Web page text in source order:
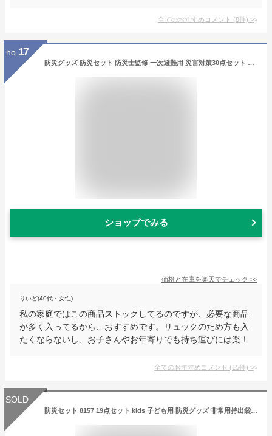
全てのおすすめコメント (8件) >
no. 17
防災グッズ 防災セット 防災士監修 一次避難用 災害対策30点セット 子供用10点セット 1人用 YBG-30/YBG-30BB/YCB-10R 避難 地震 非常用持ち出し袋 防災リュック 防災バッグ 台風 おすすめ 避難グッズ 携帯用トイレ こども 山善 YAMAZEN 【送料無料】
ショップでみる
価格と在庫を楽天でチェック >>
りいど(40代・女性)
私の家庭ではこの商品ストックしてるのですが、必要な商品
が多く入ってるから、おすすめです。リュックのため方も入
たくならないし、お子さんやお年寄りでも持ち運びには楽！
全てのおすすめコメント (15件) >
SOLD
防災セット 8157 19点セット kids 子ども用 防災グッズ 非常用持出袋 防災リュック 2200 リュック ウエストポーチ 1人用 災害対策 防災用品 凝固剤不要トイレ 避難グッズ 地震対策 避難用品 7年保存水 水害 マスク レインコート